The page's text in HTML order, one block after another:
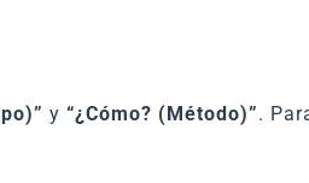
y “¿Cómo? (Método)”.